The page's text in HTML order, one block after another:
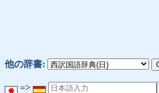
他の辞書:
=>